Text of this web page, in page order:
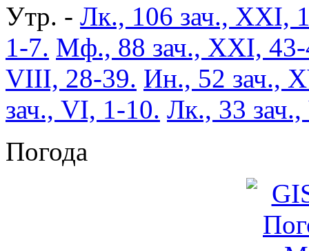
Утр. - Лк., 106 зач., XXI,
1-7. Мф., 88 зач., XXI,
VIII, 28-39. Ин., 52 зач.,
зач., VI, 1-10. Лк., 33
Погода